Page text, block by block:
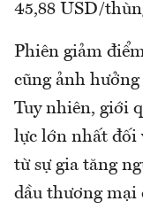
45,88 USD/
Phiên giảm
cũng ảnh
Tuy nhiên, giới
lực lớn nhất đối
từ sự gia tăng
dầu thương mại